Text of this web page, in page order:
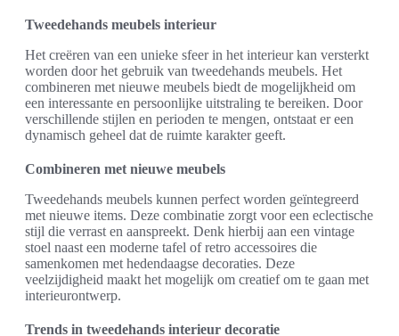
Tweedehands meubels interieur
Het creëren van een unieke sfeer in het interieur kan versterkt
worden door het gebruik van tweedehands meubels. Het
combineren met nieuwe meubels biedt de mogelijkheid om
een interessante en persoonlijke uitstraling te bereiken. Door
verschillende stijlen en perioden te mengen, ontstaat er een
dynamisch geheel dat de ruimte karakter geeft.
Combineren met nieuwe meubels
Tweedehands meubels kunnen perfect worden geïntegreerd
met nieuwe items. Deze combinatie zorgt voor een eclectische
stijl die verrast en aanspreekt. Denk hierbij aan een vintage
stoel naast een moderne tafel of retro accessoires die
samenkomen met hedendaagse decoraties. Deze
veelzijdigheid maakt het mogelijk om creatief om te gaan met
interieurontwerp.
Trends in tweedehands interieur decoratie